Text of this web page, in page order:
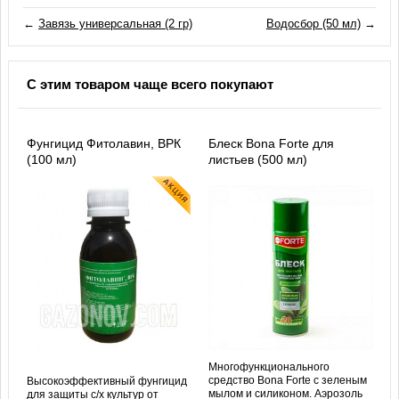
←Завязь универсальная (2 гр) Водосбор (50 мл)→
С этим товаром чаще всего покупают
Фунгицид Фитолавин, ВРК
(100 мл)
Высокоэффективный фунгицид
для защиты с/х культур от
Блеск Bona Forte для
листьев (500 мл)
Многофункционального
средство Bona Forte с зеленым
мылом и силиконом. Аэрозоль